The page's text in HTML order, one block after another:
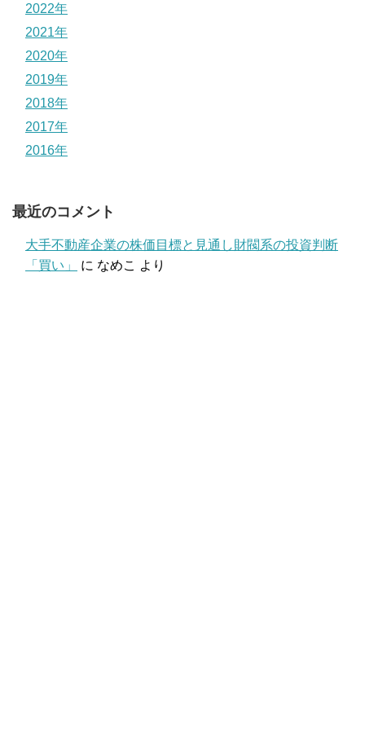
2022年
2021年
2020年
2019年
2018年
2017年
2016年
最近のコメント
大手不動産企業の株価目標と見通し財閥系の投資判断
「買い」
に なめこ より